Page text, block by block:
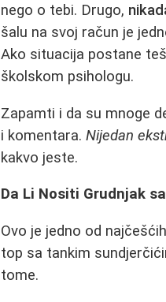
nego o tebi. Drugo,
šalu na svoj račun je
Ako situacija postane
školskom psihologu.
Zapamti i da su mnoge
i komentara.Nijedan
kakvo jeste.
Da Li Nositi Grudnjak
Ovo je jedno od
top sa tankim
tome.